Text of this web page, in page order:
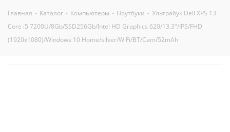
Главная - Каталог - Компьютеры - Ноутбуки - Ультрабук Dell XPS 13
Core i5 7200U/8Gb/SSD256Gb/Intel HD Graphics 620/13.3"/IPS/FHD
(1920x1080)/Windows 10 Home/silver/WiFi/BT/Cam/52mAh